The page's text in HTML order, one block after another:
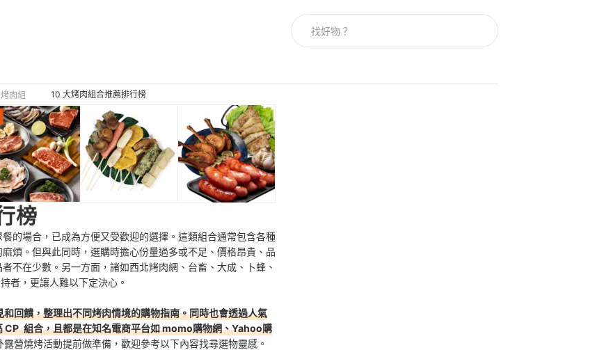
肉組 10 大烤肉組合推薦排行榜
榜
的場合，已成為方便又受歡迎的選擇。這類組合通常包含各種
煩。但與此同時，選購時擔心份量過多或不足、價格昂貴、品
不在少數。另一方面，諸如西北烤肉網、台畜、大成、卜蜂、
者，更讓人難以下定決心。
和回饋，整理出不同烤肉情境的購物指南。同時也會透過人氣
CP 組合，且都是在知名電商平台如 momo購物網、Yahoo購
營燒烤活動提前做準備，歡迎參考以下內容找尋選物靈感。